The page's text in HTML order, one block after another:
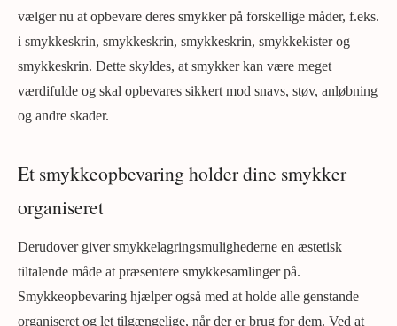
vælger nu at opbevare deres smykker på forskellige måder, f.eks.
i smykkeskrin, smykkeskrin, smykkeskrin, smykkekister og
smykkeskrin. Dette skyldes, at smykker kan være meget
værdifulde og skal opbevares sikkert mod snavs, støv, anløbning
og andre skader.
Et smykkeopbevaring holder dine smykker
organiseret
Derudover giver smykkelagringsmulighederne en æstetisk
tiltalende måde at præsentere smykkesamlinger på.
Smykkeopbevaring hjælper også med at holde alle genstande
organiseret og let tilgængelige, når der er brug for dem. Ved at